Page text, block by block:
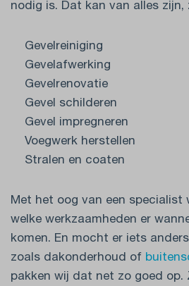
nodig is. Dat kan van alles zijn,
Gevelreiniging
Gevelafwerking
Gevelrenovatie
Gevel schilderen
Gevel impregneren
Voegwerk herstellen
Stralen en coaten
Met het oog van een specialist
welke werkzaamheden er
komen. En mocht er iets
zoals dakonderhoud of
pakken wij dat net zo goed op.